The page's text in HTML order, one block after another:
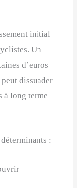
initial
Un
d’euros
dissuader
à long terme
: